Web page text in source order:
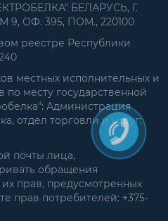
БЕЛАРУСЬ, Г.
ОФ. 395, ПОМ., 220100
реестре Республики
местных исполнительных и
по месту государственной
Администрация
отдел торговли и услуг:
почты лица,
обращения
прав, предусмотренных
прав потребителей: +375-